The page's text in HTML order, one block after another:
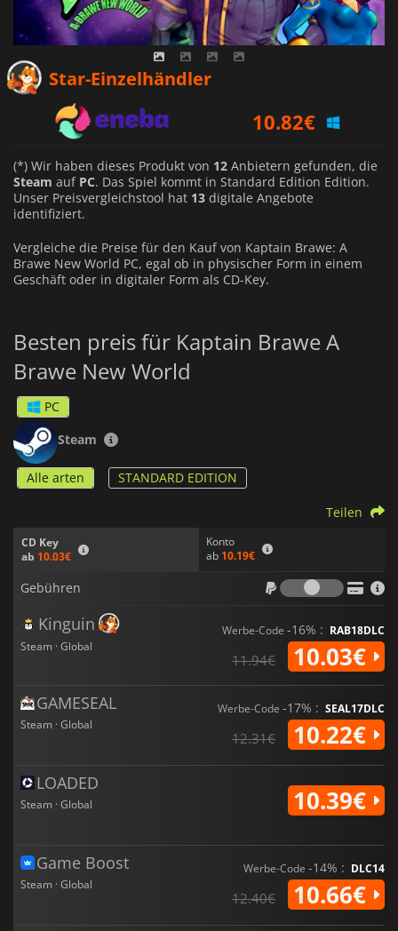
Star-Einzelhändler
10.82€
10.22€
(*) Wir haben dieses Produkt von 12 Anbietern gefunden, die
Steam auf PC. Das Spiel kommt in Standard Edition Edition.
Unser Preisvergleichstool hat 13 digitale Angebote
identifiziert.
Vergleiche die Preise für den Kauf von Kaptain Brawe: A
Brawe New World PC, egal ob in physischer Form in einem
Geschäft oder in digitaler Form als CD-Key.
Besten preis für Kaptain Brawe A
Brawe New World
PC
Steam
Alle arten STANDARD EDITION
CD Key
ab 10.03€
Konto
ab 10.19€
Teilen
Gebühren
Kinguin
Steam · Global
Werbe-Code -16% : RAB18DLC
11.94€ 10.03€
GAMESEAL
Steam · Global
Werbe-Code -17% : SEAL17DLC
12.31€ 10.22€
LOADED
Steam · Global 10.39€
Game Boost
Steam · Global
Werbe-Code -14% : DLC14
12.40€ 10.66€